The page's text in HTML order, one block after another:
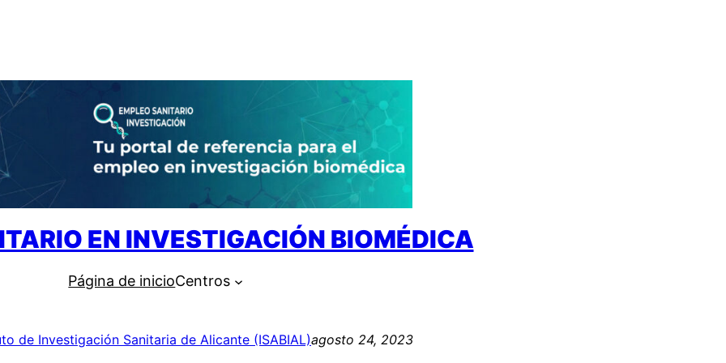
EN INVESTIGACIÓN BIOMÉDICA
Página de inicioCentros
de Investigación Sanitaria de Alicante (ISABIAL)agosto 24, 2023